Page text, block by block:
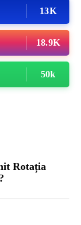
13K
18.9K
50k
Rotația